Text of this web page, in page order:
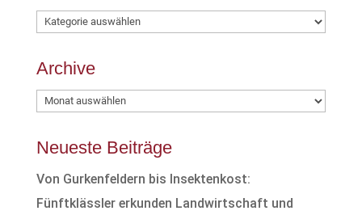
Kategorien
Archive
Archive
Neueste Beiträge
Von Gurkenfeldern bis Insektenkost:
Fünftklässler erkunden Landwirtschaft und